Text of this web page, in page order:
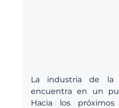
La industria de la
encuentra en un
Hacia los